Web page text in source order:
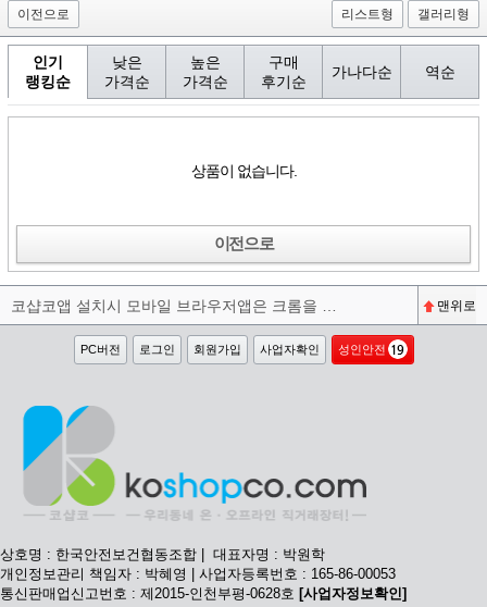
이전으로 리스트형 갤러리형
인기
랭킹순
낮은
가격순
높은
가격순
구매
후기순
가나다순 역순
상품이 없습니다.
이전으로
맨위로
PC버전 로그인 회원가입 사업자확인 성인안전
상호명 : 한국안전보건협동조합 | 대표자명 : 박원학
개인정보관리 책임자 : 박혜영 | 사업자등록번호 : 165-86-00053
통신판매업신고번호 : 제2015-인천부평-0628호 [사업자정보확인]